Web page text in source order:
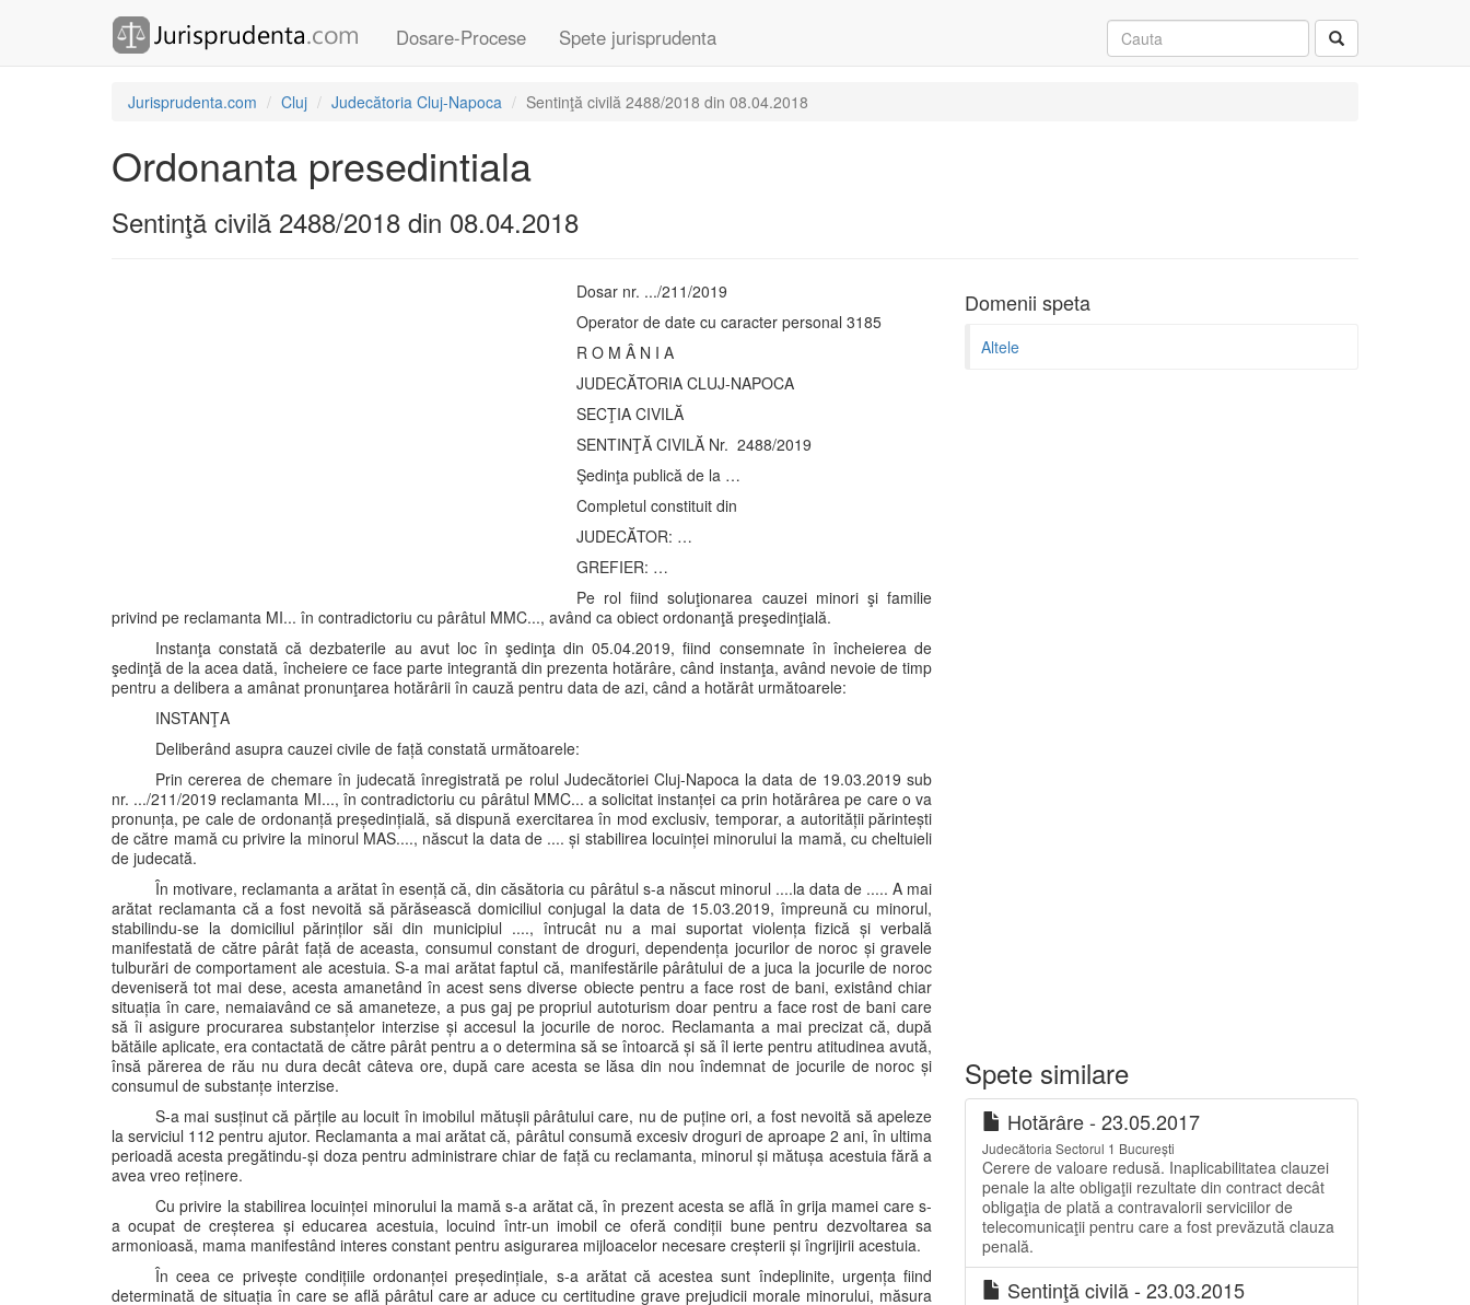
Dosare-Procese Spete jurisprudenta
Jurisprudenta.com Cluj Judecătoria Cluj-Napoca Sentinţă civilă 2488/2018 din 08.04.2018
Ordonanta presedintiala
Sentinţă civilă 2488/2018 din 08.04.2018
Dosar nr. .../211/2019
Operator de date cu caracter personal 3185
R O M Â N I A
JUDECĂTORIA CLUJ-NAPOCA
SECŢIA CIVILĂ
SENTINŢĂ CIVILĂ Nr. 2488/2019
Şedinţa publică de la …
Completul constituit din
JUDECĂTOR: …
GREFIER: …
Pe rol fiind soluţionarea cauzei minori şi familie
privind pe reclamanta MI... în contradictoriu cu pârâtul MMC..., având ca obiect ordonanţă preşedinţială.
Instanţa constată că dezbaterile au avut loc în şedinţa din 05.04.2019, fiind consemnate în încheierea de
şedinţă de la acea dată, încheiere ce face parte integrantă din prezenta hotărâre, când instanţa, având nevoie de timp
pentru a delibera a amânat pronunţarea hotărârii în cauză pentru data de azi, când a hotărât următoarele:
INSTANŢA
Deliberând asupra cauzei civile de față constată următoarele:
Prin cererea de chemare în judecată înregistrată pe rolul Judecătoriei Cluj-Napoca la data de 19.03.2019 sub
nr. .../211/2019 reclamanta MI..., în contradictoriu cu pârâtul MMC... a solicitat instanței ca prin hotărârea pe care o va
pronunța, pe cale de ordonanță președințială, să dispună exercitarea în mod exclusiv, temporar, a autorității părintești
de către mamă cu privire la minorul MAS...., născut la data de .... și stabilirea locuinței minorului la mamă, cu cheltuieli
de judecată.
În motivare, reclamanta a arătat în esență că, din căsătoria cu pârâtul s-a născut minorul ....la data de ..... A mai
arătat reclamanta că a fost nevoită să părăsească domiciliul conjugal la data de 15.03.2019, împreună cu minorul,
stabilindu-se la domiciliul părinților săi din municipiul ...., întrucât nu a mai suportat violența fizică și verbală
manifestată de către pârât față de aceasta, consumul constant de droguri, dependența jocurilor de noroc și gravele
tulburări de comportament ale acestuia. S-a mai arătat faptul că, manifestările pârâtului de a juca la jocurile de noroc
deveniseră tot mai dese, acesta amanetând în acest sens diverse obiecte pentru a face rost de bani, existând chiar
situația în care, nemaiavând ce să amaneteze, a pus gaj pe propriul autoturism doar pentru a face rost de bani care
să îi asigure procurarea substanțelor interzise și accesul la jocurile de noroc. Reclamanta a mai precizat că, după
bătăile aplicate, era contactată de către pârât pentru a o determina să se întoarcă și să îl ierte pentru atitudinea avută,
însă părerea de rău nu dura decât câteva ore, după care acesta se lăsa din nou îndemnat de jocurile de noroc și
consumul de substanțe interzise.
S-a mai susținut că părțile au locuit în imobilul mătușii pârâtului care, nu de puține ori, a fost nevoită să apeleze
la serviciul 112 pentru ajutor. Reclamanta a mai arătat că, pârâtul consumă excesiv droguri de aproape 2 ani, în ultima
perioadă acesta pregătindu-și doza pentru administrare chiar de față cu reclamanta, minorul și mătușa acestuia fără a
avea vreo reținere.
Cu privire la stabilirea locuinței minorului la mamă s-a arătat că, în prezent acesta se află în grija mamei care s-
a ocupat de creșterea și educarea acestuia, locuind într-un imobil ce oferă condiții bune pentru dezvoltarea sa
armonioasă, mama manifestând interes constant pentru asigurarea mijloacelor necesare creșterii și îngrijirii acestuia.
În ceea ce privește condițiile ordonanței președințiale, s-a arătat că acestea sunt îndeplinite, urgența fiind
determinată de situația în care se află pârâtul care ar aduce cu certitudine grave prejudicii morale minorului, măsura
Domenii speta
Altele
Spete similare
Hotărâre - 23.05.2017
Judecătoria Sectorul 1 București
Cerere de valoare redusă. Inaplicabilitatea clauzei
penale la alte obligaţii rezultate din contract decât
obligaţia de plată a contravalorii serviciilor de
telecomunicaţii pentru care a fost prevăzută clauza
penală.
Sentinţă civilă - 23.03.2015